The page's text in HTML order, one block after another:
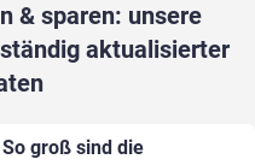
& sparen: unsere
aktualisierter
groß sind die